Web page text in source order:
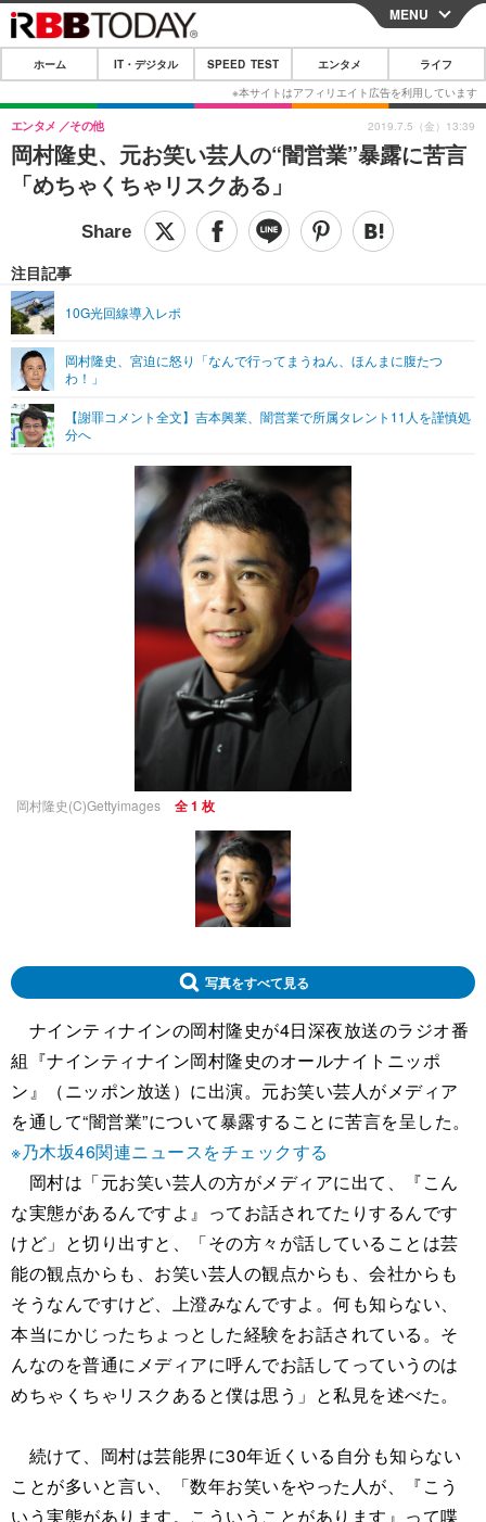
CLOSE
ホーム
IT・デジタル
IT・デジタルTOP スマートフォン
ネタ
ショッピング その他
SPEED TEST
エンタメTOP 映画・ドラマ
グラビア
ショッピング その他
ライフTOP
リリース一覧
プッシュ通知の停止方法
MENU
ホーム IT・デジタル SPEED TEST エンタメ ライフ
岡村隆史、元お笑い芸人の“闇営業”暴露に苦言
「めちゃくちゃリスクある」
エンタメ その他
注目記事
10G光回線導入レポ
岡村隆史、宮迫に怒り「なんで行ってまうねん、ほんまに腹たつ
わ！」
【謝罪コメント全文】吉本興業、闇営業で所属タレント11人を謹慎処
分へ
2019.7.5（金）13:39
岡村隆史(C)Gettyimages 全 1 枚
写真をすべて見る
ナインティナインの岡村隆史が4日深夜放送のラジオ番
組『ナインティナイン岡村隆史のオールナイトニッポ
ン』（ニッポン放送）に出演。元お笑い芸人がメディア
を通して“闇営業”について暴露することに苦言を呈した。
※乃木坂46関連ニュースをチェックする
岡村は「元お笑い芸人の方がメディアに出て、『こん
な実態があるんですよ』ってお話されてたりするんです
けど」と切り出すと、「その方々が話していることは芸
能の観点からも、お笑い芸人の観点からも、会社からも
そうなんですけど、上澄みなんですよ。何も知らない、
本当にかじったちょっとした経験をお話されている。そ
んなのを普通にメディアに呼んでお話してっていうのは
めちゃくちゃリスクあると僕は思う」と私見を述べた。
続けて、岡村は芸能界に30年近くいる自分も知らない
ことが多いと言い、「数年お笑いをやった人が、『こう
いう実態があります。こういうことがあります』って喋